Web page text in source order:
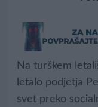
Na turškem
letalo podjetja
svet preko